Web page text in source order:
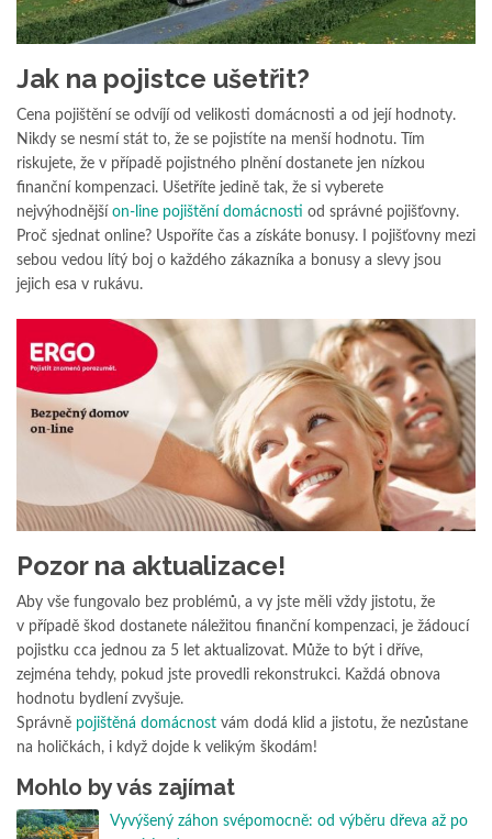
Jak na pojistce ušetřit?
Cena pojištění se odvíjí od velikosti domácnosti a od její hodnoty.
Nikdy se nesmí stát to, že se pojistíte na menší hodnotu. Tím
riskujete, že v případě pojistného plnění dostanete jen nízkou
finanční kompenzaci. Ušetříte jedině tak, že si vyberete
nejvýhodnější on-line pojištění domácnosti od správné pojišťovny.
Proč sjednat online? Uspoříte čas a získáte bonusy. I pojišťovny mezi
sebou vedou lítý boj o každého zákazníka a bonusy a slevy jsou
jejich esa v rukávu.
Pozor na aktualizace!
Aby vše fungovalo bez problémů, a vy jste měli vždy jistotu, že
v případě škod dostanete náležitou finanční kompenzaci, je žádoucí
pojistku cca jednou za 5 let aktualizovat. Může to být i dříve,
zejména tehdy, pokud jste provedli rekonstrukci. Každá obnova
hodnotu bydlení zvyšuje.
Správně pojištěná domácnost vám dodá klid a jistotu, že nezůstane
na holičkách, i když dojde k velikým škodám!
Mohlo by vás zajímat
Vyvýšený záhon svépomocně: od výběru dřeva až po